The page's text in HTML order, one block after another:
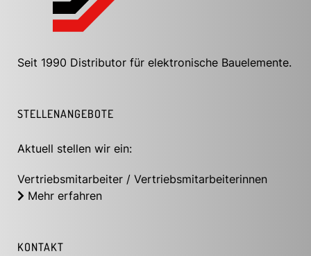
Seit 1990 Distributor für elektronische Bauelemente.
STELLENANGEBOTE
Aktuell stellen wir ein:
Vertriebsmitarbeiter / Vertriebsmitarbeiterinnen
Mehr erfahren
KONTAKT